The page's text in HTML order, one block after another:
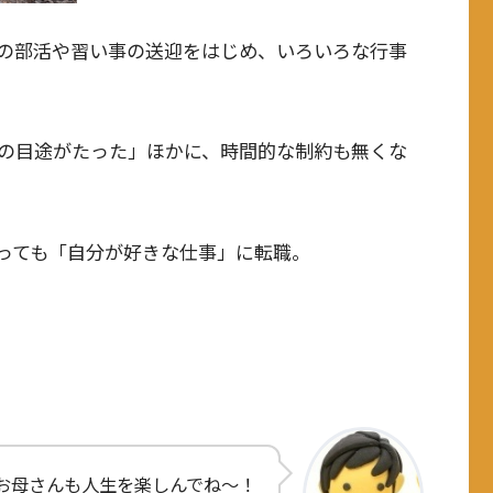
部活や習い事の送迎をはじめ、いろいろな行事
目途がたった」ほかに、時間的な制約も無くな
も「自分が好きな仕事」に転職。
母さんも人生を楽しんでね～！